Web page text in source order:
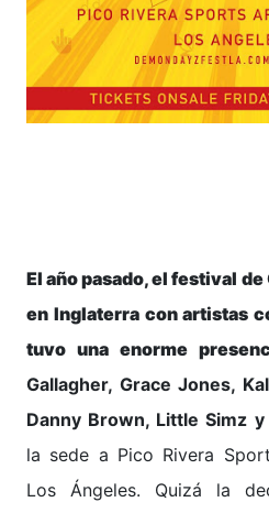
El año pasado, el festival
en Inglaterra con artistas
tuvo una enorme
Gallagher, Grace Jones,
Danny Brown, Little Simz y
la sede a Pico Rivera
Los Ángeles. Quizá la